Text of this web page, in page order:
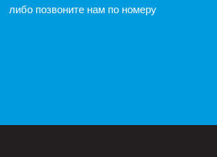
либо позвоните нам по номеру